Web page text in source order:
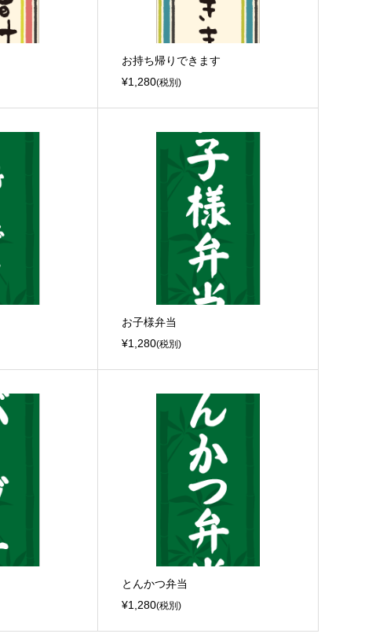
お持ち帰りできます
¥1,280(税別)
お子様弁当
¥1,280(税別)
とんかつ弁当
¥1,280(税別)